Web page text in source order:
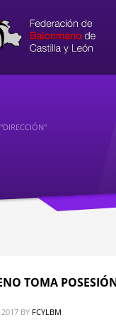
TOMA
2017 BY FCYLBM